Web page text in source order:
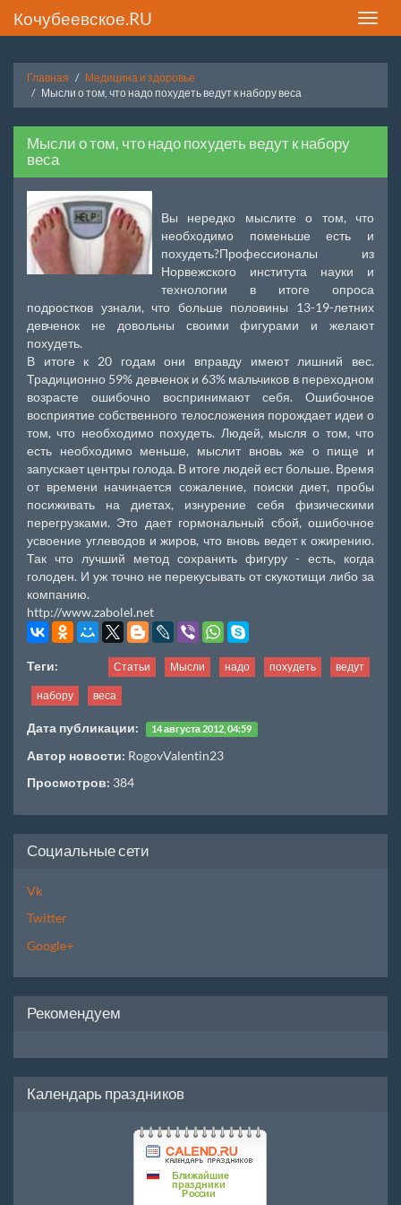
Toggle
Кочубеевское.RU
Главная
Медицина и здоровье
Мысли о том, что надо похудеть ведут к набору веса
Мысли о том, что надо похудеть ведут к набору
веса
Вы нередко мыслите о том, что
необходимо поменьше есть и
похудеть?Профессионалы из
Норвежского института науки и
технологии в итоге опроса
подростков узнали, что больше половины 13-19-летних
девченок не довольны своими фигурами и желают
похудеть.
В итоге к 20 годам они вправду имеют лишний вес.
Традиционно 59% девченок и 63% мальчиков в переходном
возрасте ошибочно воспринимают себя. Ошибочное
восприятие собственного телосложения порождает идеи о
том, что необходимо похудеть. Людей, мысля о том, что
есть необходимо меньше, мыслит вновь же о пище и
запускает центры голода. В итоге людей ест больше. Время
от времени начинается сожаление, поиски диет, пробы
посиживать на диетах, изнурение себя физическими
перегрузками. Это дает гормональный сбой, ошибочное
усвоение углеводов и жиров, что вновь ведет к ожирению.
Так что лучший метод сохранить фигуру - есть, когда
голоден. И уж точно не перекусывать от скукотищи либо за
компанию.
http://www.zabolel.net
Теги: Статьи Мысли надо похудеть ведут
набору веса
Дата публикации: 14 августа 2012, 04:59
Автор новости: RogovValentin23
Просмотров: 384
Социальные сети
Vk
Twitter
Google+
Рекомендуем
Календарь праздников